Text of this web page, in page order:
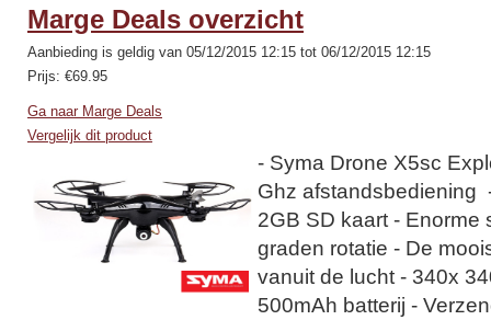
Marge Deals overzicht
Aanbieding is geldig van 05/12/2015 12:15 tot 06/12/2015 12:15
Prijs: €69.95
Ga naar Marge Deals
Vergelijk dit product
- Syma Drone X5sc
Ghz afstandsbediening
2GB SD kaart - Enorme
graden rotatie - De
vanuit de lucht - 340x
500mAh batterij -